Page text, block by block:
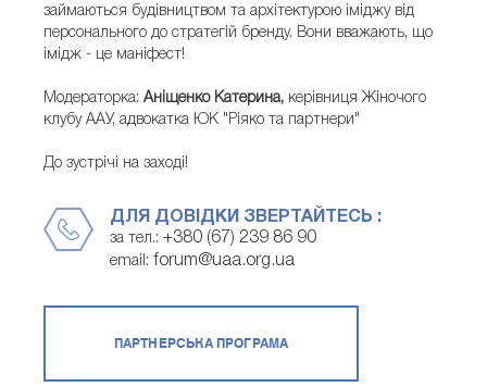
займаються будівництвом та архітектурою іміджу від
персонального до стратегій бренду. Вони вважають, що
імідж - це маніфест!
Модераторка: Аніщенко Катерина, керівниця Жіночого
клубу ААУ, адвокатка ЮК "Ріяко та партнери"
До зустрічі на заході!
ДЛЯ ДОВІДКИ ЗВЕРТАЙТЕСЬ :
за тел.: +380 (67) 239 86 90
email: forum@uaa.org.ua
ПАРТНЕРСЬКА ПРОГРАМА